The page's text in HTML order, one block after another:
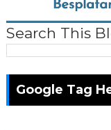
Search This
Google Tag